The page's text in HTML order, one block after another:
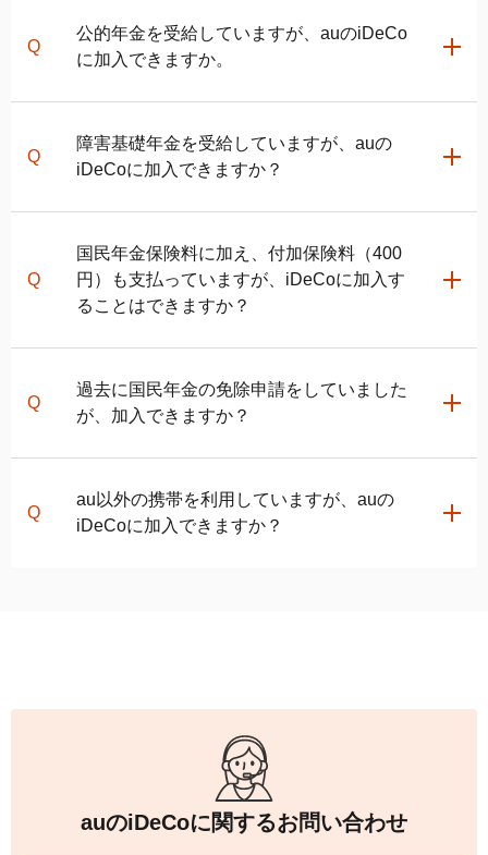
詳しくは、iDeCoの加入条件をご覧ください。
企業型確定拠出年金に加入されている方も、以下2点の
条件を満たすことで、原則、
iDeCo に加入できます。
掛金相当額とiDeCoの掛金の合計額が各月の拠出
限度額の範囲内での各月拠出となっている
関連ページ
iDeCoの掛金と拠出限度額
auの企業型確定拠出年金(DC)プラン
公的年金を受給していますが、auのiDeCo
に加入できますか。
制度上、ご加入いただけません。
障害基礎年金を受給していますが、auの
iDeCoに加入できますか？
障害基礎年金の受給者は、保険料の法定免除に該当す
る方ですのでご加入いただけます。
国民年金保険料に加え、付加保険料（400
円）も支払っていますが、 iDeCoに加入す
ることはできますか？
iDeCoに加入できます。1号被保険者は国民年金基金の
掛金及び付加保険料と iDeCo の掛金を合わせて月額
68,000円まで拠出できます。
位なので、付加保険料を納付している場合、国民年金
度額になります。
過去に国民年金の免除申請をしていました
が、加入できますか？
過去に免除を受けていても現在国民年金をお支払いい
ただいている方はご加入頂けます。詳しくは
auの
カスタマーサービスセンター
au以外の携帯を利用していますが、auの
iDeCoに加入できますか？
iDeCo の加入条件
iDeCo が選ばれる4つの特長
auのiDeCoに関するお問い合わせ